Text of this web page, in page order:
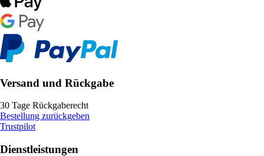
Versand und Rückgabe
30 Tage Rückgaberecht
Bestellung zurückgeben
Trustpilot
Dienstleistungen